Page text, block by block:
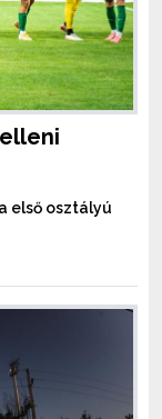
első osztályú